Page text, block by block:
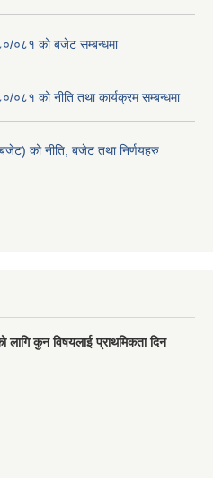
०८१ को बजेट सम्बन्धमा
को नीति तथा कार्यक्रम सम्बन्धमा
को नीति, बजेट तथा निर्णयहरु
लागि कुन विषयलाई प्राथमिकता दिन